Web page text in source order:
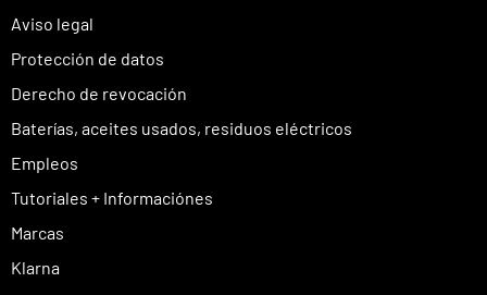
Aviso legal
Protección de datos
Derecho de revocación
Baterías, aceites usados, residuos eléctricos
Empleos
Tutoriales + Informaciónes
Marcas
Klarna